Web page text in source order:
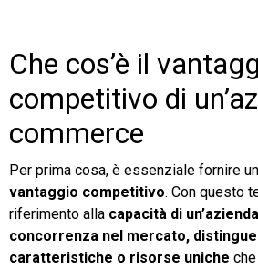
Che cos’è il
competitivo di
commerce
Per prima cosa, è essenziale fornire
vantaggio competitivo. Con questo
riferimento alla capacità di
concorrenza nel mercato,
caratteristiche o risorse uniche